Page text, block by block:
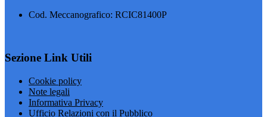
Cod. Meccanografico: RCIC81400P
Sezione Link Utili
Cookie policy
Note legali
Informativa Privacy
Ufficio Relazioni con il Pubblico